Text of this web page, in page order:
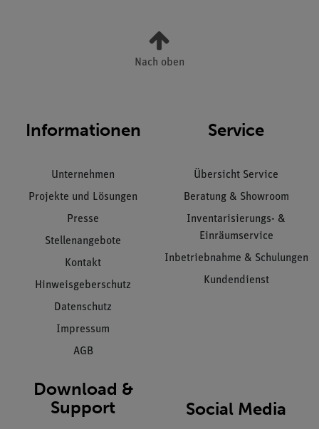
Nach oben
Informationen
Unternehmen
Projekte und Lösungen
Presse
Stellenangebote
Kontakt
Hinweisgeberschutz
Datenschutz
Impressum
AGB
Service
Übersicht Service
Beratung & Showroom
Inventarisierungs- &
Einräumservice
Inbetriebnahme & Schulungen
Kundendienst
Download &
Support
Social Media